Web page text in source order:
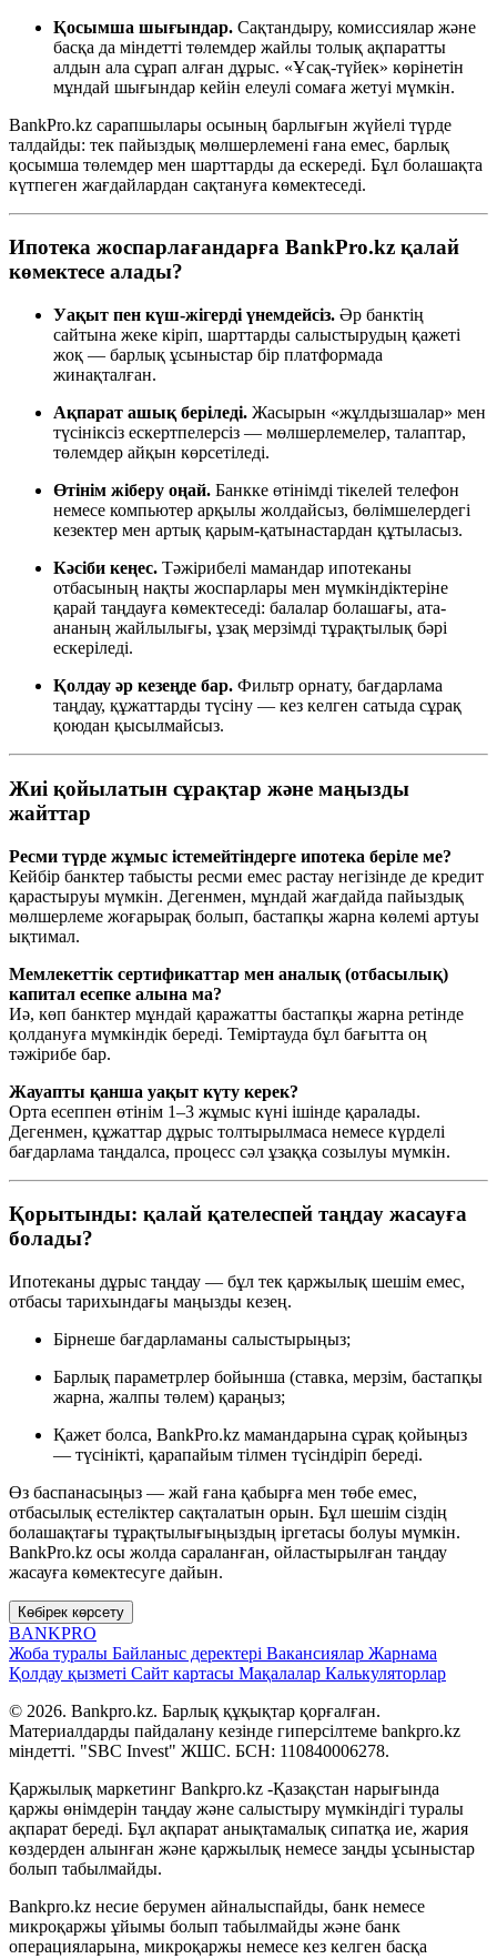
Қосымша шығындар. Сақтандыру, комиссиялар және
басқа да міндетті төлемдер жайлы толық ақпаратты
алдын ала сұрап алған дұрыс. «Ұсақ-түйек» көрінетін
мұндай шығындар кейін елеулі сомаға жетуі мүмкін.
BankPro.kz сарапшылары осының барлығын жүйелі түрде
талдайды: тек пайыздық мөлшерлемені ғана емес, барлық
қосымша төлемдер мен шарттарды да ескереді. Бұл болашақта
күтпеген жағдайлардан сақтануға көмектеседі.
Ипотека жоспарлағандарға BankPro.kz қалай
көмектесе алады?
Уақыт пен күш-жігерді үнемдейсіз. Әр банктің
сайтына жеке кіріп, шарттарды салыстырудың қажеті
жоқ — барлық ұсыныстар бір платформада
жинақталған.
Ақпарат ашық беріледі. Жасырын «жұлдызшалар» мен
түсініксіз ескертпелерсіз — мөлшерлемелер, талаптар,
төлемдер айқын көрсетіледі.
Өтінім жіберу оңай. Банкке өтінімді тікелей телефон
немесе компьютер арқылы жолдайсыз, бөлімшелердегі
кезектер мен артық қарым-қатынастардан құтыласыз.
Кәсіби кеңес. Тәжірибелі мамандар ипотеканы
отбасының нақты жоспарлары мен мүмкіндіктеріне
қарай таңдауға көмектеседі: балалар болашағы, ата-
ананың жайлылығы, ұзақ мерзімді тұрақтылық бәрі
ескеріледі.
Қолдау әр кезеңде бар. Фильтр орнату, бағдарлама
таңдау, құжаттарды түсіну — кез келген сатыда сұрақ
қоюдан қысылмайсыз.
Жиі қойылатын сұрақтар және маңызды
жайттар
Ресми түрде жұмыс істемейтіндерге ипотека беріле ме?
Кейбір банктер табысты ресми емес растау негізінде де кредит
қарастыруы мүмкін. Дегенмен, мұндай жағдайда пайыздық
мөлшерлеме жоғарырақ болып, бастапқы жарна көлемі артуы
ықтимал.
Мемлекеттік сертификаттар мен аналық (отбасылық)
капитал есепке алына ма?
Иә, көп банктер мұндай қаражатты бастапқы жарна ретінде
қолдануға мүмкіндік береді. Теміртауда бұл бағытта оң
тәжірибе бар.
Жауапты қанша уақыт күту керек?
Орта есеппен өтінім 1–3 жұмыс күні ішінде қаралады.
Дегенмен, құжаттар дұрыс толтырылмаса немесе күрделі
бағдарлама таңдалса, процесс сәл ұзаққа созылуы мүмкін.
Қорытынды: қалай қателеспей таңдау жасауға
болады?
Ипотеканы дұрыс таңдау — бұл тек қаржылық шешім емес,
отбасы тарихындағы маңызды кезең.
Бірнеше бағдарламаны салыстырыңыз;
Барлық параметрлер бойынша (ставка, мерзім, бастапқы
жарна, жалпы төлем) қараңыз;
Қажет болса, BankPro.kz мамандарына сұрақ қойыңыз
— түсінікті, қарапайым тілмен түсіндіріп береді.
Өз баспанасыңыз — жай ғана қабырға мен төбе емес,
отбасылық естеліктер сақталатын орын. Бұл шешім сіздің
болашақтағы тұрақтылығыңыздың іргетасы болуы мүмкін.
BankPro.kz осы жолда сараланған, ойластырылған таңдау
жасауға көмектесуге дайын.
Көбірек көрсету
BANKPRO
Жоба туралы Байланыс деректері Вакансиялар Жарнама
Қолдау қызметі Сайт картасы Мақалалар Калькуляторлар
© 2026. Bankpro.kz. Барлық құқықтар қорғалған.
Материалдарды пайдалану кезінде гиперсілтеме bankpro.kz
міндетті. "SBC Invest" ЖШС. БСН: 110840006278.
Қаржылық маркетинг Bankpro.kz -Қазақстан нарығында
қаржы өнімдерін таңдау және салыстыру мүмкіндігі туралы
ақпарат береді. Бұл ақпарат анықтамалық сипатқа ие, жария
көздерден алынған және қаржылық немесе заңды ұсыныстар
болып табылмайды.
Bankpro.kz несие берумен айналыспайды, банк немесе
микроқаржы ұйымы болып табылмайды және банк
операцияларына, микроқаржы немесе кез келген басқа